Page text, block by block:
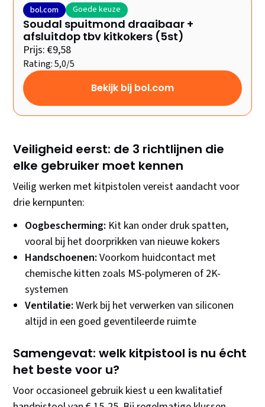
bol.com Goede keuze
Soudal spuitmond draaibaar +
afsluitdop tbv kitkokers (5st)
Prijs: €9,58
Rating: 5,0/5
Bekijk bij bol.com
Veiligheid eerst: de 3 richtlijnen die
elke gebruiker moet kennen
Veilig werken met kitpistolen vereist aandacht voor
drie kernpunten:
Oogbescherming: Kit kan onder druk spatten,
vooral bij het doorprikken van nieuwe kokers
Handschoenen: Voorkom huidcontact met
chemische kitten zoals MS-polymeren of 2K-
systemen
Ventilatie: Werk bij het verwerken van siliconen
altijd in een goed geventileerde ruimte
Samengevat: welk kitpistool is nu écht
het beste voor u?
Voor occasioneel gebruik kiest u een kwalitatief